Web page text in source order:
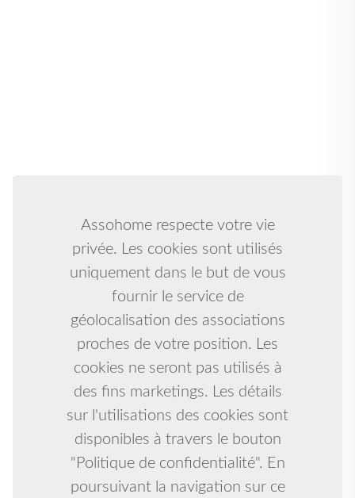
Assohome respecte votre vie
privée. Les cookies sont utilisés
uniquement dans le but de vous
fournir le service de
géolocalisation des associations
proches de votre position. Les
cookies ne seront pas utilisés à
des fins marketings. Les détails
sur l'utilisations des cookies sont
disponibles à travers le bouton
"Politique de confidentialité". En
poursuivant la navigation sur ce